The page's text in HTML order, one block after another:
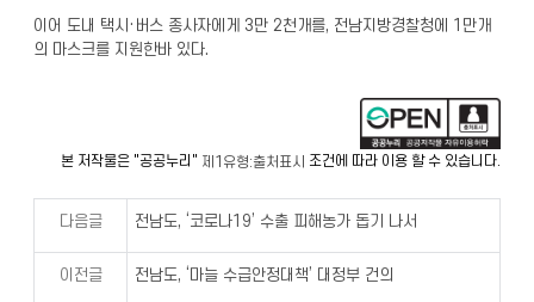
이어 도내 택시·버스 종사자에게 3만 2천개를, 전남지방경찰청에 1만개
의 마스크를 지원한바 있다.
본 저작물은 "공공누리" 제1유형:출처표시 조건에 따라 이용 할 수 있습니다.
다음글 전남도, ‘코로나19’ 수출 피해농가 돕기 나서
이전글 전남도, ‘마늘 수급안정대책’ 대정부 건의